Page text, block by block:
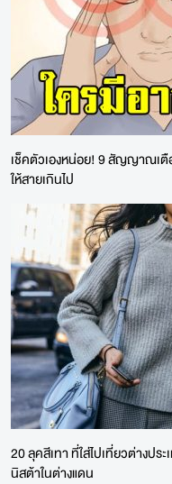
เช็คตัวเองหน่อย! 9 สัญญาณเ
ให้สายเกินไป
20 ลุคสีเทา ที่ใส่ไปเที่ยวต่างป
นิสต้าในต่างแดน